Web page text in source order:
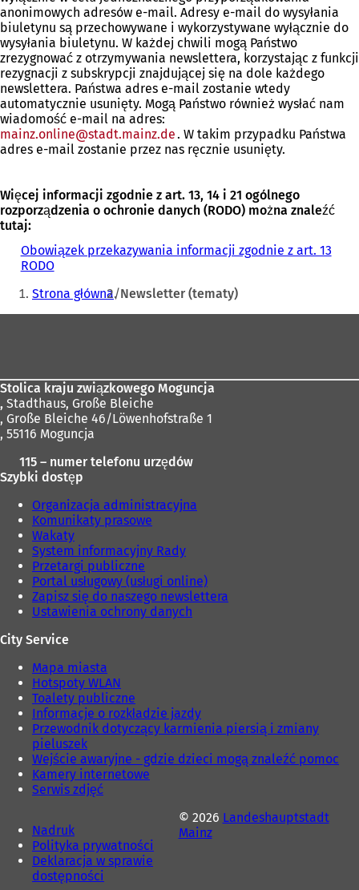
anonimowych adresów e-mail. Adresy e-mail do wysyłania
biuletynu są przechowywane i wykorzystywane wyłącznie do
wysyłania biuletynu. W każdej chwili mogą Państwo
zrezygnować z otrzymywania newslettera, korzystając z funkcji
rezygnacji z subskrypcji znajdującej się na dole każdego
newslettera. Państwa adres e-mail zostanie wtedy
automatycznie usunięty. Mogą Państwo również wysłać nam
wiadomość e-mail na adres:
mainz.online
stadt.mainz de. W takim przypadku Państwa
adres e-mail zostanie przez nas ręcznie usunięty.
Więcej informacji zgodnie z art. 13, 14 i 21 ogólnego
rozporządzenia o ochronie danych (RODO) można znaleźć
tutaj:
Obowiązek przekazywania informacji zgodnie z art. 13
RODO
Jesteś
tutaj:
Strona główna Newsletter (tematy)
Stolica kraju związkowego Moguncja
, Stadthaus, Große Bleiche
, Große Bleiche 46/Löwenhofstraße 1
, 55116 Moguncja
115 – numer telefonu urzędów
Szybki dostęp
Organizacja administracyjna
Komunikaty prasowe
Wakaty
System informacyjny Rady
Przetargi publiczne
Portal usługowy (usługi online)
Zapisz się do naszego newslettera
Ustawienia ochrony danych
City Service
Mapa miasta
Hotspoty WLAN
Toalety publiczne
Informacje o rozkładzie jazdy
Przewodnik dotyczący karmienia piersią i zmiany
pieluszek
Wejście awaryjne - gdzie dzieci mogą znaleźć pomoc
Kamery internetowe
Serwis zdjęć
Nadruk
Polityka prywatności
Deklaracja w sprawie
dostępności
© 2026 Landeshauptstadt
Mainz